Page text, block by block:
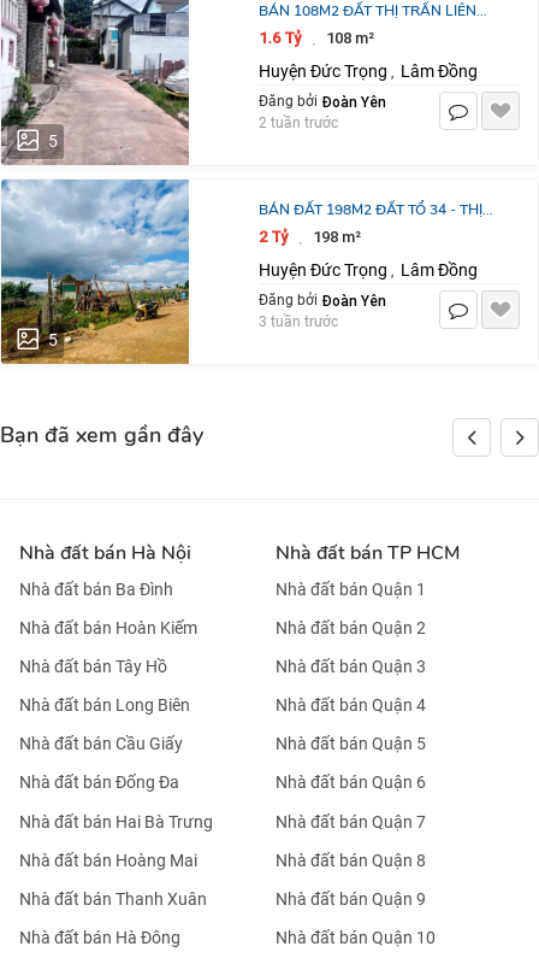
5
BÁN 108M2 ĐẤT THỊ TRẤN LIÊN
NGHĨA ĐỨC TRỌNG LÂM ĐỒNG GIÁ
1.6 Tỷ · 108 m²
Huyện Đức Trọng , Lâm Đồng
Đăng bởi Đoàn Yên
2 tuần trước
5
BÁN ĐẤT 198M2 ĐẤT TỔ 34 - THỊ
TRẤN LIÊN NGHĨA - ĐỨC TRỌNG -
2 Tỷ · 198 m²
Huyện Đức Trọng , Lâm Đồng
Đăng bởi Đoàn Yên
3 tuần trước
Bạn đã xem gần đây
Nhà đất bán Hà Nội
Nhà đất bán Ba Đình
Nhà đất bán Hoàn Kiếm
Nhà đất bán Tây Hồ
Nhà đất bán Long Biên
Nhà đất bán Cầu Giấy
Nhà đất bán Đống Đa
Nhà đất bán Hai Bà Trưng
Nhà đất bán Hoàng Mai
Nhà đất bán Thanh Xuân
Nhà đất bán Hà Đông
Nhà đất bán TP HCM
Nhà đất bán Quận 1
Nhà đất bán Quận 2
Nhà đất bán Quận 3
Nhà đất bán Quận 4
Nhà đất bán Quận 5
Nhà đất bán Quận 6
Nhà đất bán Quận 7
Nhà đất bán Quận 8
Nhà đất bán Quận 9
Nhà đất bán Quận 10